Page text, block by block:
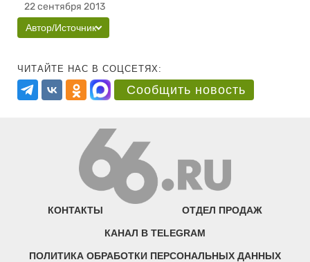
22 сентября 2013
Автор/Источник
ЧИТАЙТЕ НАС В СОЦСЕТЯХ:
Сообщить новость
КОНТАКТЫ ОТДЕЛ ПРОДАЖ
КАНАЛ В TELEGRAM
ПОЛИТИКА ОБРАБОТКИ ПЕРСОНАЛЬНЫХ ДАННЫХ